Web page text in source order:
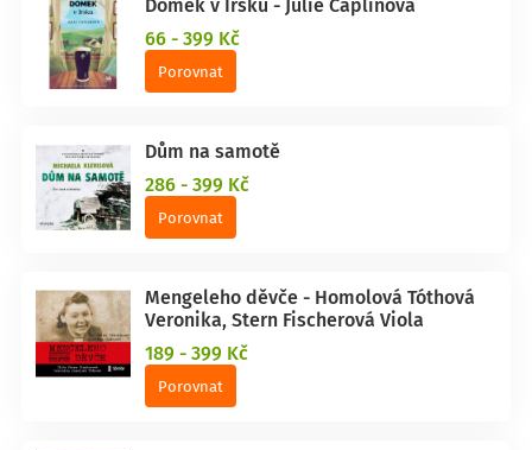
66 - 399 Kč
Porovnat
Dům na samotě
286 - 399 Kč
Porovnat
Mengeleho děvče - Homolová Tóthová
Veronika, Stern Fischerová Viola
189 - 399 Kč
Porovnat